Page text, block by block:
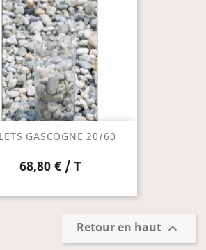
GASCOGNE 20/60
68,80 € / T
Retour en haut 